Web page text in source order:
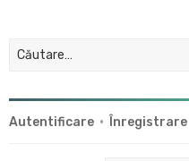
Autentificare • Înregistrare